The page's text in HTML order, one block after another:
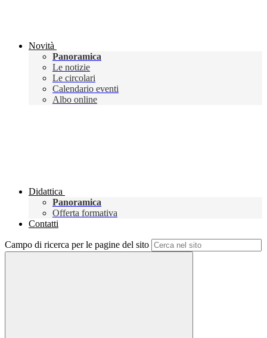
Novità
Panoramica
Le notizie
Le circolari
Calendario eventi
Albo online
Didattica
Panoramica
Offerta formativa
Contatti
Campo di ricerca per le pagine del sito